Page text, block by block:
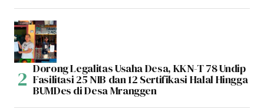
Dorong Legalitas Usaha Desa, KKN-T 78 Undip
Fasilitasi 25 NIB dan 12 Sertifikasi Halal Hingga
BUMDes di Desa Mranggen